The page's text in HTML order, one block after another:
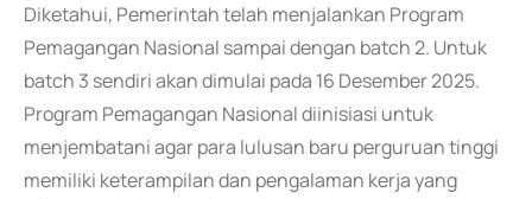
Diketahui, Pemerintah telah menjalankan Program
Pemagangan Nasional sampai dengan batch 2. Untuk
batch 3 sendiri akan dimulai pada 16 Desember 2025.
Program Pemagangan Nasional diinisiasi untuk
menjembatani agar para lulusan baru perguruan tinggi
memiliki keterampilan dan pengalaman kerja yang